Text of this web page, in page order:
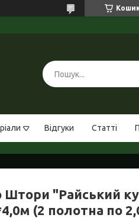
Відгуки Статті
Штори "Райський
(2 полотна по